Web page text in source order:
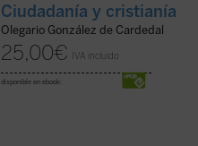
Ciudadanía y cristianía
Olegario González de Cardedal
25,00€ IVA incluido
disponible en ebook: